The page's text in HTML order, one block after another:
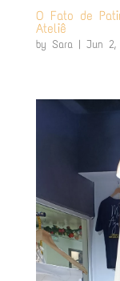
O Fato de
Ateliê
by Sara| Jun 2,